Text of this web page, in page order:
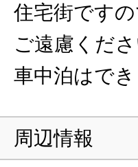
住宅街です
ご遠慮くださ
車中泊はでき
周辺情報